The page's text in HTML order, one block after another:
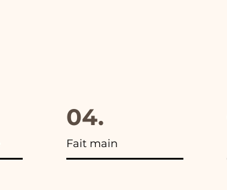
04.
Fait main